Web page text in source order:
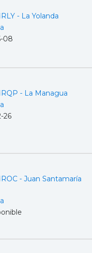
- La Yolanda
08
- La Managua
26
- Juan Santamaría